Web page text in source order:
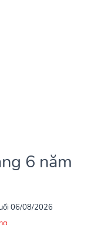
6 năm
06/08/2026